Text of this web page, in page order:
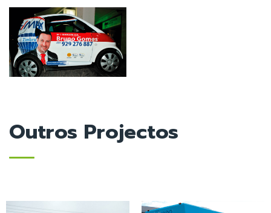
Outros Projectos